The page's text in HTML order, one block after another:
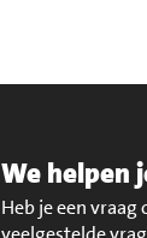
We helpen
Heb je een vraag